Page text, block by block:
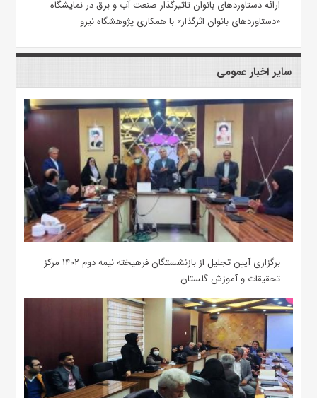
ارائه دستاوردهای بانوان تاثیرگذار صنعت آب و برق در نمایشگاه
«دستاوردهای بانوان اثرگذار» با همکاری پژوهشگاه نیرو
سایر اخبار عمومی
برگزاری آیین تجلیل از بازنشستگان فرهیخته نیمه دوم ۱۴۰۲ مرکز
تحقیقات و آموزش گلستان